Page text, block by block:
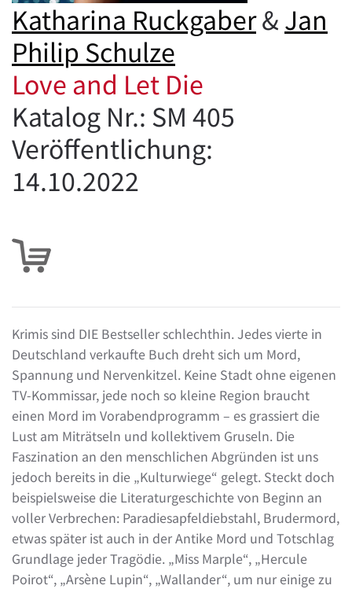
Katharina Ruckgaber&Jan
Philip Schulze
Love and Let Die
Katalog Nr.: SM 405
Veröffentlichung:
14.10.2022
Krimis sind DIE Bestseller schlechthin. Jedes vierte in
Deutschland verkaufte Buch dreht sich um Mord,
Spannung und Nervenkitzel. Keine Stadt ohne eigenen
TV-Kommissar, jede noch so kleine Region braucht
einen Mord im Vorabendprogramm – es grassiert die
Lust am Miträtseln und kollektivem Gruseln. Die
Faszination an den menschlichen Abgründen ist uns
jedoch bereits in die „Kulturwiege“ gelegt. Steckt doch
beispielsweise die Literaturgeschichte von Beginn an
voller Verbrechen: Paradiesapfeldiebstahl, Brudermord,
etwas später ist auch in der Antike Mord und Totschlag
Grundlage jeder Tragödie. „Miss Marple“, „Hercule
Poirot“, „Arsène Lupin“, „Wallander“, um nur einige zu